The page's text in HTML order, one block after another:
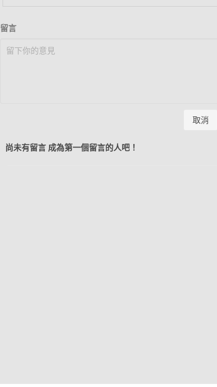
留言
取消
尚未有留言 成為第一個留言的人吧！